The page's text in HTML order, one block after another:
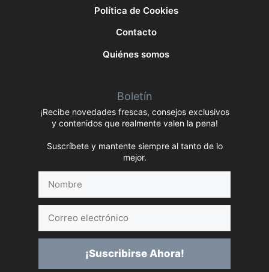
Política de Cookies
Contacto
Quiénes somos
Boletín
¡Recibe novedades frescas, consejos exclusivos
y contenidos que realmente valen la pena!
Suscríbete y mantente siempre al tanto de lo
mejor.
electrónico
¡Suscribirse Ahora!